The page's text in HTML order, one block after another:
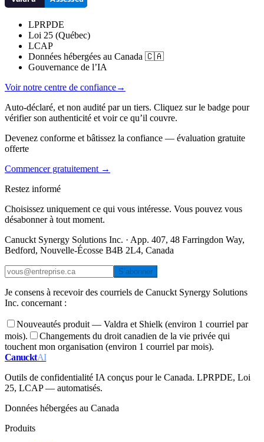
LPRPDE
Loi 25 (Québec)
LCAP
Données hébergées au Canada 🇨🇦
Gouvernance de l’IA
Voir notre centre de confiance→
Auto-déclaré, et non audité par un tiers. Cliquez sur le badge pour
vérifier son authenticité et voir ce qu’il couvre.
Devenez conforme et bâtissez la confiance — évaluation gratuite
offerte
Commencer gratuitement →
Restez informé
Choisissez uniquement ce qui vous intéresse. Vous pouvez vous
désabonner à tout moment.
Canuckt Synergy Solutions Inc. · App. 407, 48 Farringdon Way,
Bedford, Nouvelle-Écosse B4B 2L4, Canada
S’abonner
Je consens à recevoir des courriels de Canuckt Synergy Solutions
Inc. concernant :
Nouveautés produit — Valdra et Shielk (environ 1 courriel par
mois).
Changements du droit canadien de la vie privée qui
touchent mon organisation (environ 1 courriel par mois).
CanucktAI
Outils de confidentialité IA conçus pour le Canada. LPRPDE, Loi
25, LCAP — automatisés.
Données hébergées au Canada
Produits